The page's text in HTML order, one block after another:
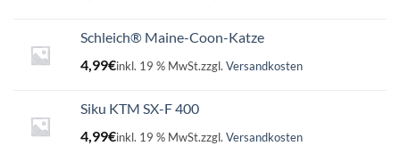
Schleich® Maine-Coon-Katze
4,99€inkl. 19 % MwSt.zzgl. Versandkosten
Siku KTM SX-F 400
4,99€inkl. 19 % MwSt.zzgl. Versandkosten